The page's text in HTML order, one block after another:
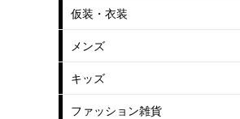
仮装・衣装
メンズ
キッズ
ファッション雑貨